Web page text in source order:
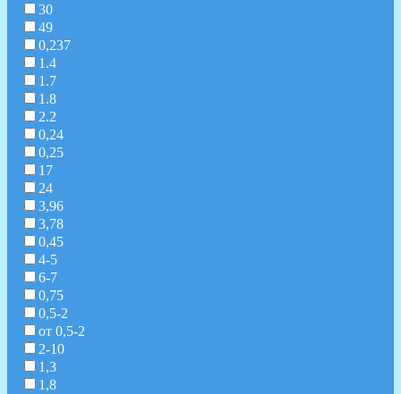
30
49
0,237
1.4
1.7
1.8
2.2
0,24
0,25
17
24
3,96
3,78
0,45
4-5
6-7
0,75
0,5-2
от 0,5-2
2-10
1,3
1,8